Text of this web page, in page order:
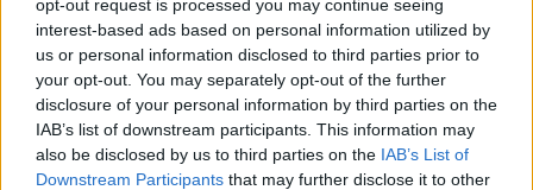
opt-out request is processed you may continue seeing
interest-based ads based on personal information utilized by
us or personal information disclosed to third parties prior to
your opt-out. You may separately opt-out of the further
disclosure of your personal information by third parties on the
IAB’s list of downstream participants. This information may
also be disclosed by us to third parties on the IAB’s List of
Downstream Participants that may further disclose it to other
Servizi / Posizione
Nella vallata del fiume Salzach e a50 km a sud di
Salisbu...
Bischofshofen - 23.7km
Gaisbergasse 8